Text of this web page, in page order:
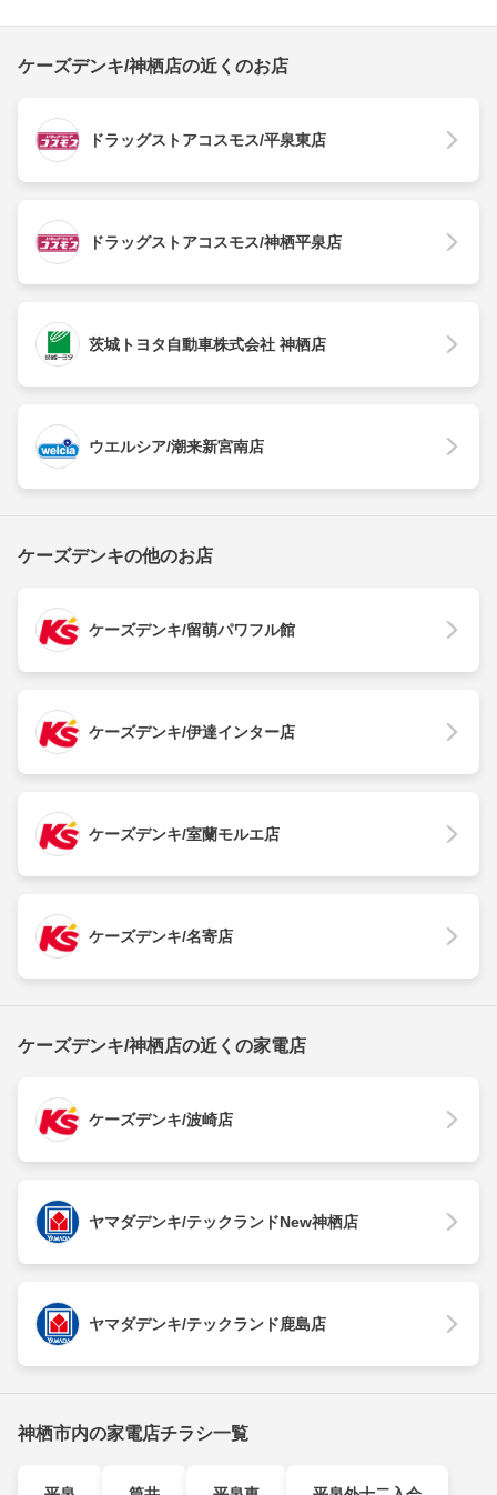
ケーズデンキ/神栖店の近くのお店
ドラッグストアコスモス/平泉東店
ドラッグストアコスモス/神栖平泉店
茨城トヨタ自動車株式会社 神栖店
ウエルシア/潮来新宮南店
ケーズデンキの他のお店
ケーズデンキ/留萌パワフル館
ケーズデンキ/伊達インター店
ケーズデンキ/室蘭モルエ店
ケーズデンキ/名寄店
ケーズデンキ/神栖店の近くの家電店
ケーズデンキ/波崎店
ヤマダデンキ/テックランドNew神栖店
ヤマダデンキ/テックランド鹿島店
神栖市内の家電店チラシ一覧